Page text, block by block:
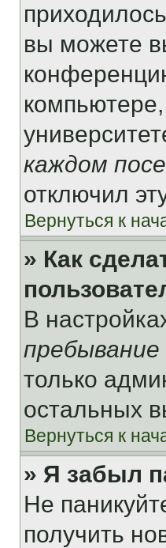
вы можете
каждом
отключил
Вернуться к
» Как
В
только
остальных
Вернуться к
» Я забыл
Не
получить